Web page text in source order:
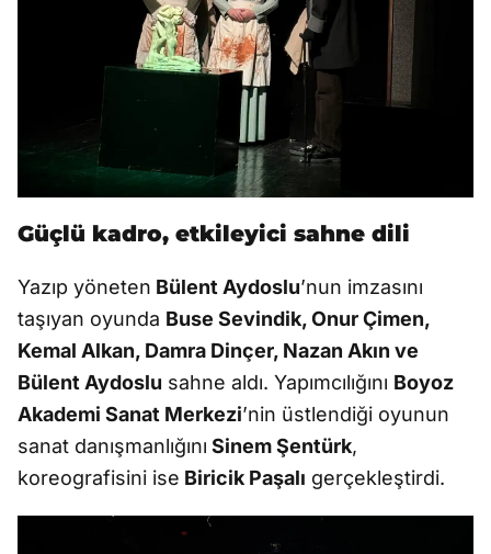
Güçlü kadro, etkileyici sahne dili
Yazıp yöneten Bülent Aydoslu’nun imzasını
taşıyan oyunda Buse Sevindik, Onur Çimen,
Kemal Alkan, Damra Dinçer, Nazan Akın ve
Bülent Aydoslu sahne aldı. Yapımcılığını Boyoz
Akademi Sanat Merkezi’nin üstlendiği oyunun
sanat danışmanlığını Sinem Şentürk,
koreografisini ise Biricik Paşalı gerçekleştirdi.